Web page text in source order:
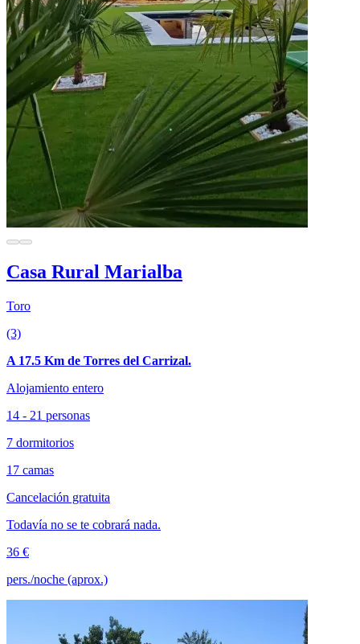
Casa Rural Marialba
Toro
(3)
A 17.5 Km de Torres del Carrizal.
Alojamiento entero
14 - 21 personas
7 dormitorios
17 camas
Cancelación gratuita
Todavía no se te cobrará nada.
36 €
pers./noche (aprox.)